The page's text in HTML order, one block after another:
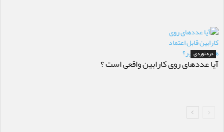
دره نوردی
آیا عددهای روی کارابین واقعی است ؟